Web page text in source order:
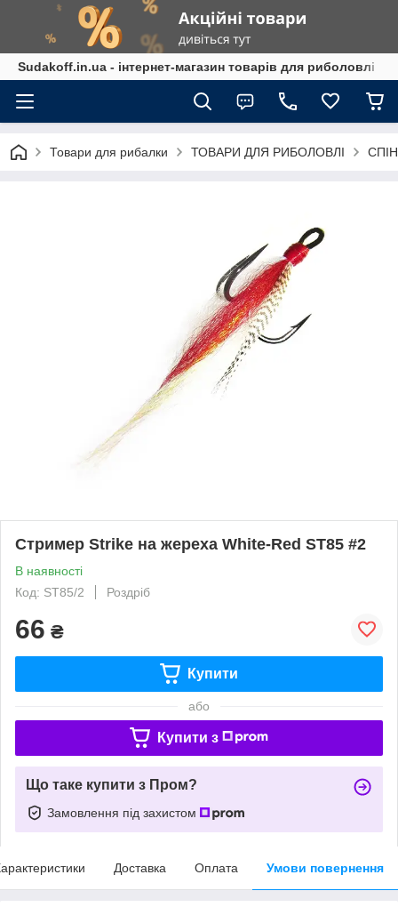
Sudakoff.in.ua - інтернет-магазин товарів для риболовлі
Товари для рибалки ТОВАРИ ДЛЯ РИБОЛОВЛІ
Стример Strike на жереха White-Red ST85 #2
В наявності
Код: ST85/2
Роздріб
66 ₴
Купити
або
Купити з
Що таке купити з Пром?
Замовлення під захистом
Доставка Оплата Умови повернення